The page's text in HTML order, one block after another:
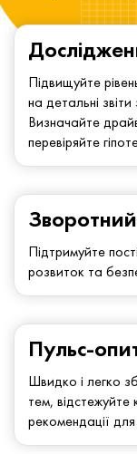
Підвищуйте
на детальні
Визначайте
перевіряйте
Підтримуйте
розвиток та
Пульс-
Швидко і легко
тем,
рекомендації